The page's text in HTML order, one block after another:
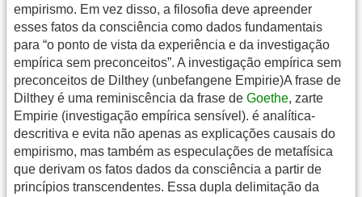
empirismo. Em vez disso, a filosofia deve apreender
esses fatos da consciência como dados fundamentais
para “o ponto de vista da experiência e da investigação
empírica sem preconceitos”. A investigação empírica sem
preconceitos de Dilthey (unbefangene Empirie)A frase de
Dilthey é uma reminiscência da frase de Goethe, zarte
Empirie (investigação empírica sensível). é analítica-
descritiva e evita não apenas as explicações causais do
empirismo, mas também as especulações de metafísica
que derivam os fatos dados da consciência a partir de
princípios transcendentes. Essa dupla delimitação da